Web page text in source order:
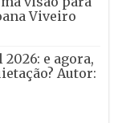
Viveiro
e agora,
Autor: